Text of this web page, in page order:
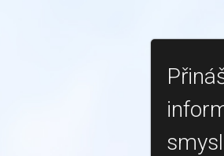
smysl